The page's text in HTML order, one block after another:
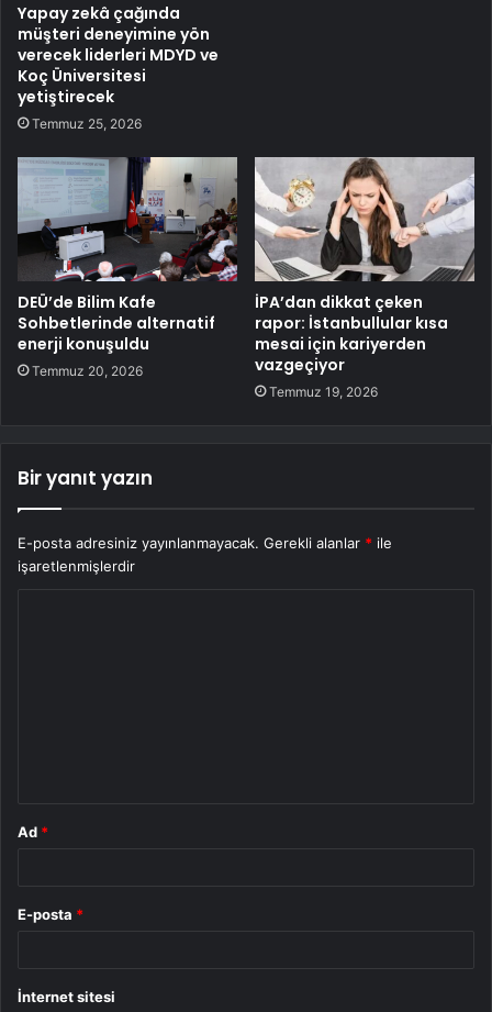
Yapay zekâ çağında
müşteri deneyimine yön
verecek liderleri MDYD ve
Koç Üniversitesi
yetiştirecek
Temmuz 25, 2026
DEÜ’de Bilim Kafe
Sohbetlerinde alternatif
enerji konuşuldu
Temmuz 20, 2026
İPA’dan dikkat çeken
rapor: İstanbullular kısa
mesai için kariyerden
vazgeçiyor
Temmuz 19, 2026
Bir yanıt yazın
E-posta adresiniz yayınlanmayacak. Gerekli alanlar * ile
işaretlenmişlerdir
Ad *
E-posta *
İnternet sitesi